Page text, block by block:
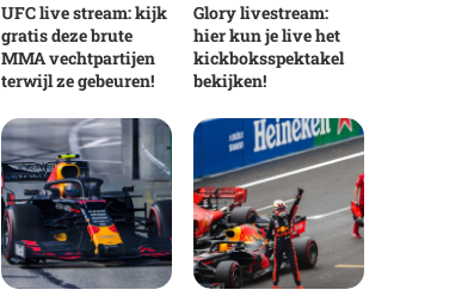
UFC live stream: kijk
gratis deze brute
MMA vechtpartijen
terwijl ze gebeuren!
Glory livestream:
hier kun je live het
kickboksspektakel
bekijken!